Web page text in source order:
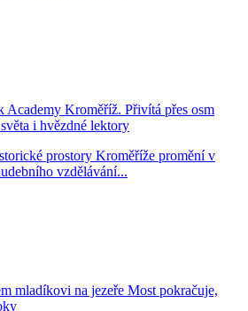
Academy Kroměříž. Přivítá přes osm
i hvězdné lektory
prostory Kroměříže promění v
vzdělávání...
mladíkovi na jezeře Most pokračuje,